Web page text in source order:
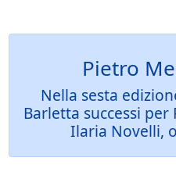
Pietro
Nella sesta
Barletta successi
Ilaria Novelli,